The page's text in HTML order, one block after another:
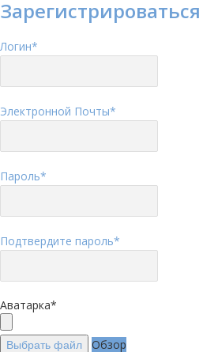
Логин*
Электронной Почты*
Пароль*
Подтвердите пароль*
Аватарка*
Выбрать файл
Обзор